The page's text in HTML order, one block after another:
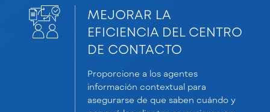
MEJORAR LA
EFICIENCIA DEL CENTRO
DE CONTACTO
Proporcione a los agentes
información contextual para
asegurarse de que saben cuándo y